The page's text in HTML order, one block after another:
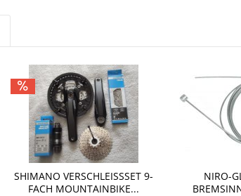
SHIMANO VERSCHLEISSSET 9-F
ACH MOUNTAINBIKE...
NIRO-